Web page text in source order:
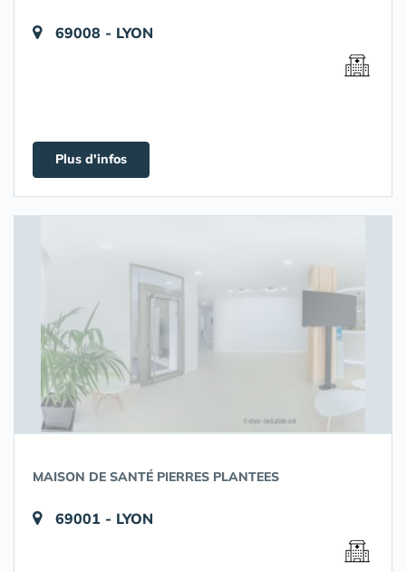
69008 - LYON
Plus d'infos
MAISON DE SANTÉ PIERRES PLANTEES
69001 - LYON